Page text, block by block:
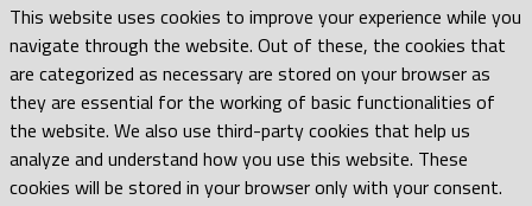
This website uses cookies to improve your experience while you
navigate through the website. Out of these, the cookies that
are categorized as necessary are stored on your browser as
they are essential for the working of basic functionalities of
the website. We also use third-party cookies that help us
analyze and understand how you use this website. These
cookies will be stored in your browser only with your consent.